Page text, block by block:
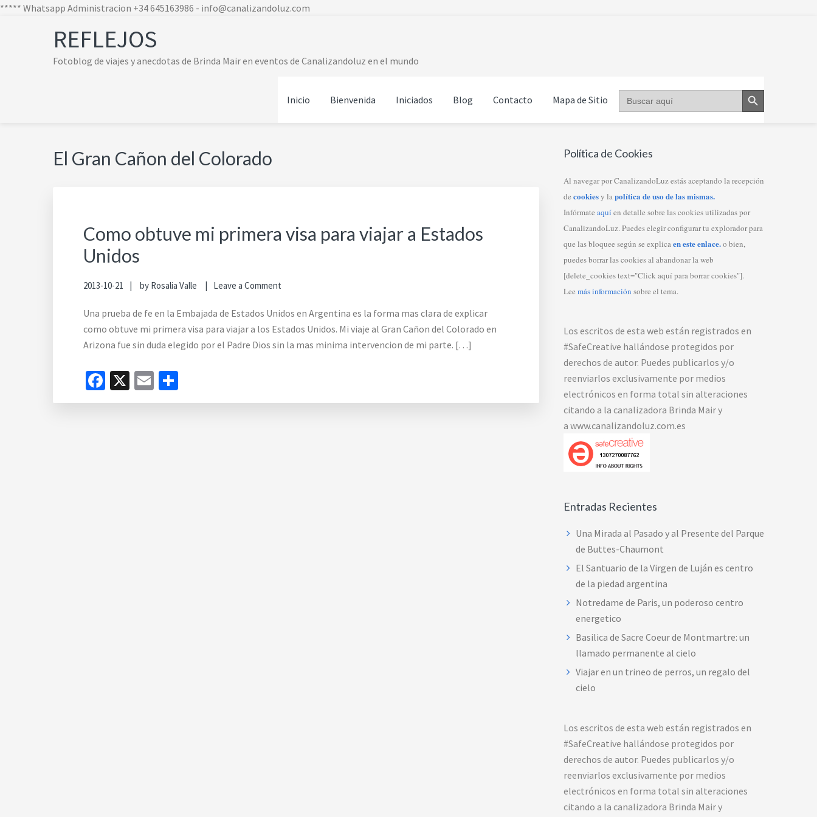
***** Whatsapp Administracion +34 645163986 - info@canalizandoluz.com
REFLEJOS
Fotoblog de viajes y anecdotas de Brinda Mair en eventos de Canalizandoluz en el mundo
Inicio Bienvenida Iniciados Blog Contacto Mapa de Sitio Buscar: Botón de búsqueda
El Gran Cañon del Colorado
Como obtuve mi primera visa para viajar a Estados
Unidos
2013-10-21 by Rosalia Valle Leave a Comment
Una prueba de fe en la Embajada de Estados Unidos en Argentina es la forma mas clara de explicar
como obtuve mi primera visa para viajar a los Estados Unidos. Mi viaje al Gran Cañon del Colorado en
Arizona fue sin duda elegido por el Padre Dios sin la mas minima intervencion de mi parte. […]
Facebook
X Email
Primary
Sidebar
Política de Cookies
Al navegar por CanalizandoLuz estás aceptando la recepción
de cookiesy lapolítica de uso de las mismas.
Infórmate aquíen detalle sobre las cookies utilizadas por
CanalizandoLuz. Puedes elegir configurar tu explorador para
que las bloquee según se explicaen este enlace.o bien,
puedes borrar las cookies al abandonar la web
[delete_cookies text="Click aquí para borrar cookies"].
Lee más información sobre el tema.
Los escritos de esta web están registrados en
#SafeCreative hallándose protegidos por
derechos de autor. Puedes publicarlos y/o
reenviarlos exclusivamente por medios
electrónicos en forma total sin alteraciones
citando a la canalizadora Brinda Mair y
a www.canalizandoluz.com.es
Entradas Recientes
Una Mirada al Pasado y al Presente del Parque
de Buttes-Chaumont
El Santuario de la Virgen de Luján es centro
de la piedad argentina
Notredame de Paris, un poderoso centro
energetico
Basilica de Sacre Coeur de Montmartre: un
llamado permanente al cielo
Viajar en un trineo de perros, un regalo del
cielo
Los escritos de esta web están registrados en
#SafeCreative hallándose protegidos por
derechos de autor. Puedes publicarlos y/o
reenviarlos exclusivamente por medios
electrónicos en forma total sin alteraciones
citando a la canalizadora Brinda Mair y